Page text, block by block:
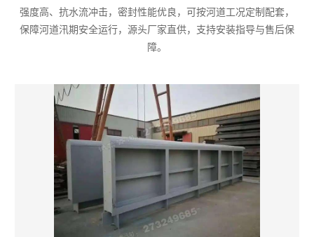
强度高、抗水流冲击，密封性能优良，可按河道工况定制配套，
保障河道汛期安全运行，源头厂家直供，支持安装指导与售后保
障。